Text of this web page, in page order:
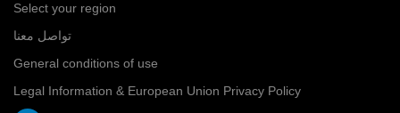
Select your region
تواصل معنا
General conditions of use
Legal Information & European Union Privacy Policy